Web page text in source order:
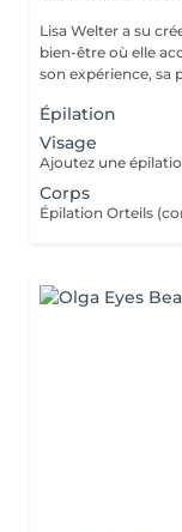
Lisa Welter a su
bien-être où elle
son expérience, sa
Épilation
Visage
Corps